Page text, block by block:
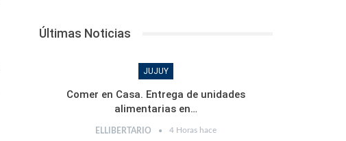
Últimas Noticias
JUJUY
Comer en Casa. Entrega de unidades
alimentarias en…
ELLIBERTARIO 4 Horas hace